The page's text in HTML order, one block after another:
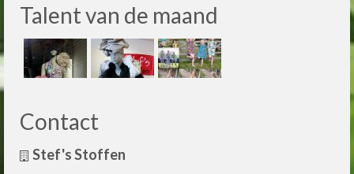
Talent van de maand
Contact
Stef's Stoffen